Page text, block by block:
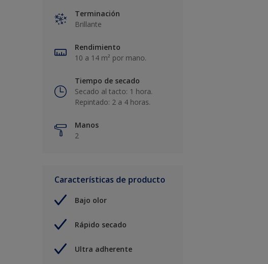
Terminación
Brillante
Rendimiento
10 a 14 m² por mano.
Tiempo de secado
Secado al tacto: 1 hora.
Repintado: 2 a 4 horas.
Manos
2
Características de producto
Bajo olor
Rápido secado
Ultra adherente